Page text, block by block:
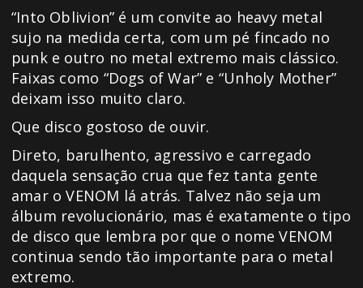
“Into Oblivion” é um convite ao heavy metal
sujo na medida certa, com um pé fincado no
punk e outro no metal extremo mais clássico.
Faixas como “Dogs of War” e “Unholy Mother”
deixam isso muito claro.
Que disco gostoso de ouvir.
Direto, barulhento, agressivo e carregado
daquela sensação crua que fez tanta gente
amar o VENOM lá atrás. Talvez não seja um
álbum revolucionário, mas é exatamente o tipo
de disco que lembra por que o nome VENOM
continua sendo tão importante para o metal
extremo.